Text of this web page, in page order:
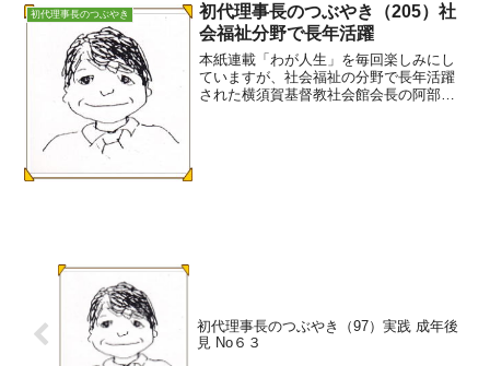
初代理事長のつぶやき
初代理事長のつぶやき（205）社
会福祉分野で長年活躍
本紙連載「わが人生」を毎回楽しみにし
ていますが、社会福祉の分野で長年活躍
された横須賀基督教社会館会長の阿部志
初代理事長のつぶやき（97）実践 成年後
見 No６３